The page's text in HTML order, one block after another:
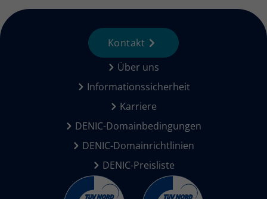
Über uns
Informationssicherheit
Karriere
DENIC-Domainbedingungen
DENIC-Domainrichtlinien
DENIC-Preisliste
Kontakt